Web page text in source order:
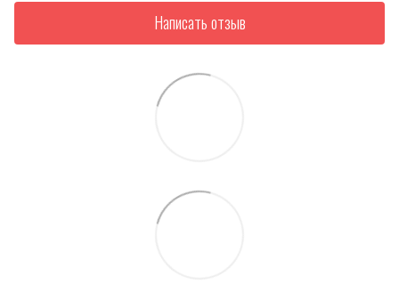
Написать отзыв